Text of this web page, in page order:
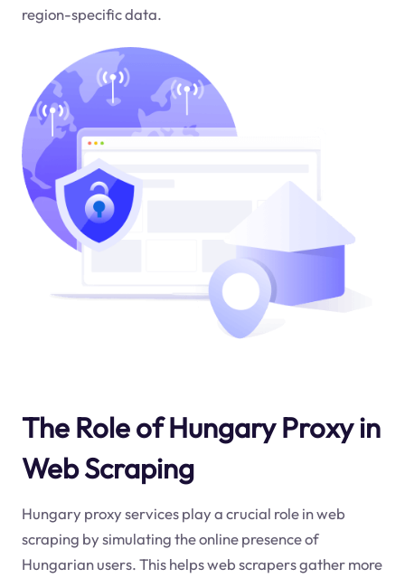
region-specific data.
The Role of Hungary Proxy in
Web Scraping
Hungary proxy services play a crucial role in web
scraping by simulating the online presence of
Hungarian users. This helps web scrapers gather more